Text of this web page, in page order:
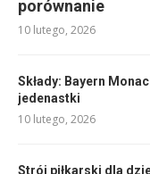
porównanie
10 lutego, 2026
Składy: Bayern
jedenastki
10 lutego, 2026
Strój piłkarski dla